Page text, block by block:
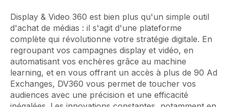
Display & Video 360 est bien plus qu'un simple outil
d'achat de médias : il s'agit d'une plateforme
complète qui révolutionne votre stratégie digitale. En
regroupant vos campagnes display et vidéo, en
automatisant vos enchères grâce au machine
learning, et en vous offrant un accès à plus de 90 Ad
Exchanges, DV360 vous permet de toucher vos
audiences avec une précision et une efficacité